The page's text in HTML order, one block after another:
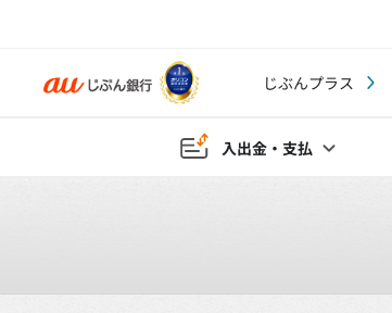
じぶんプラス
入出金・支払